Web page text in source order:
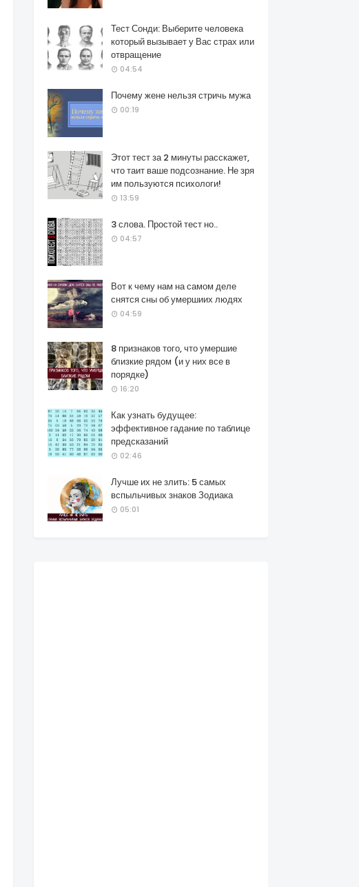
Тест Сонди: Выберите человека
который вызывает у Вас страх или
отвращение
04:54
Почему жене нельзя стричь мужа
00:19
Этот тест за 2 минуты расскажет,
что таит ваше подсознание. Не зря
им пользуются психологи!
13:59
3 слова. Простой тест но..
04:57
Вот к чему нам на самом деле
снятся сны об умершиих людях
04:59
8 признаков того, что умершие
близкие рядом (и у них все в
порядке)
16:20
Как узнать будущее:
эффективное гадание по таблице
предсказаний
02:46
Лучше их не злить: 5 самых
вспыльчивых знаков Зодиака
05:01